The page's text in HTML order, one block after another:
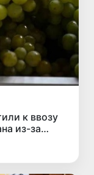
к ввозу
из-за